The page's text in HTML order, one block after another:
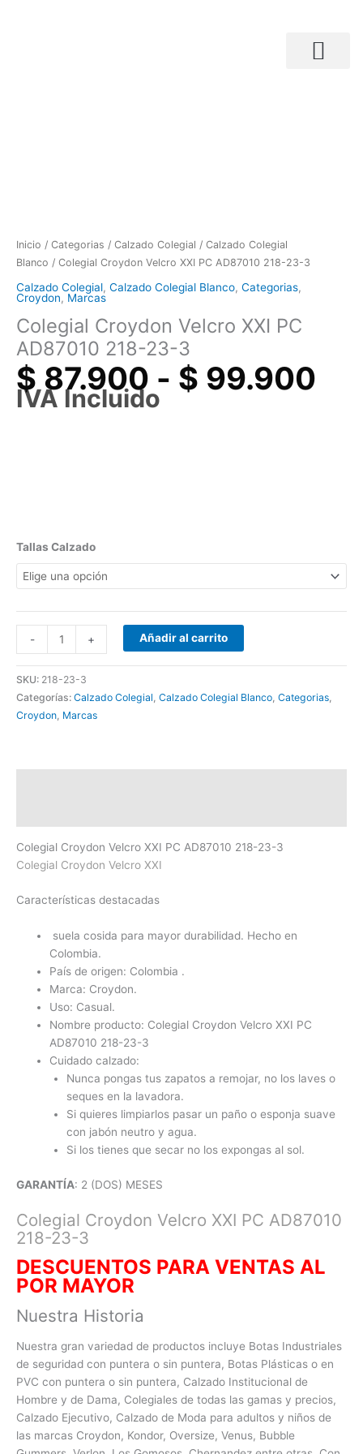
Inicio / Categorias / Calzado Colegial / Calzado Colegial
Blanco / Colegial Croydon Velcro XXI PC AD87010 218-23-3
Calzado Colegial, Calzado Colegial Blanco, Categorias,
Croydon, Marcas
Colegial Croydon Velcro XXI PC
AD87010 218-23-3
$ 87.900 - $ 99.900
IVA Incluido
Tallas Calzado
-
3
cantidad
+ Añadir al carrito
SKU: 218-23-3
Categorías: Calzado Colegial Calzado Colegial Blanco Categorias
Croydon Marcas
Colegial Croydon Velcro XXI PC AD87010 218-23-3
Colegial Croydon Velcro XXI
Características destacadas
suela cosida para mayor durabilidad. Hecho en
Colombia.
País de origen: Colombia .
Marca: Croydon.
Uso: Casual.
Nombre producto: Colegial Croydon Velcro XXI PC
AD87010 218-23-3
Cuidado calzado:
Nunca pongas tus zapatos a remojar, no los laves o
seques en la lavadora.
Si quieres limpiarlos pasar un paño o esponja suave
con jabón neutro y agua.
Si los tienes que secar no los expongas al sol.
GARANTÍA: 2 (DOS) MESES
Colegial Croydon Velcro XXI PC AD87010
218-23-3
DESCUENTOS PARA VENTAS AL
POR MAYOR
Nuestra Historia
Nuestra gran variedad de productos incluye Botas Industriales
de seguridad con puntera o sin puntera, Botas Plásticas o en
PVC con puntera o sin puntera, Calzado Institucional de
Hombre y de Dama, Colegiales de todas las gamas y precios,
Calzado Ejecutivo, Calzado de Moda para adultos y niños de
las marcas Croydon, Kondor, Oversize, Venus, Bubble